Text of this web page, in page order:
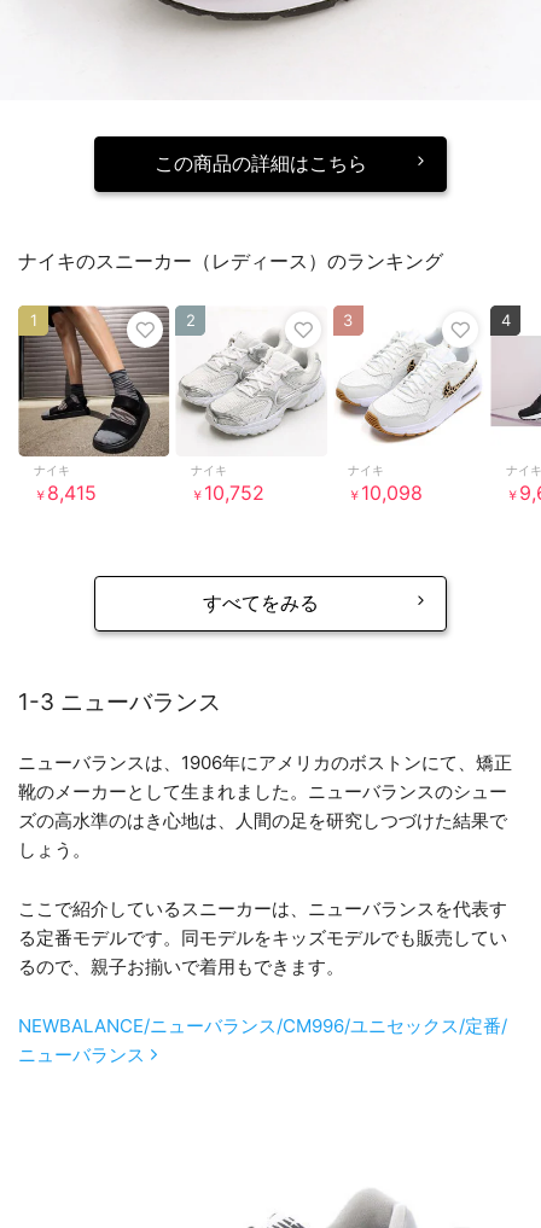
この商品の詳細はこちら
ナイキのスニーカー（レディース）のランキング
ナイキ
￥ 8,415
1
ナイキ
￥ 10,752
2
ナイキ
￥ 10,098
3
ナイキ
￥
4
すべてをみる
1-3 ニューバランス
ニューバランスは、1906年にアメリカのボストンにて、矯正
靴のメーカーとして生まれました。ニューバランスのシュー
ズの高水準のはき心地は、人間の足を研究しつづけた結果で
しょう。
ここで紹介しているスニーカーは、ニューバランスを代表す
る定番モデルです。同モデルをキッズモデルでも販売してい
るので、親子お揃いで着用もできます。
NEWBALANCE/ニューバランス/CM996/ユニセックス/定番/
ニューバランス